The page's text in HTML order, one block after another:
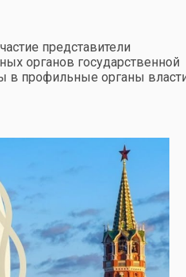
представители
органов государственной
в профильные органы